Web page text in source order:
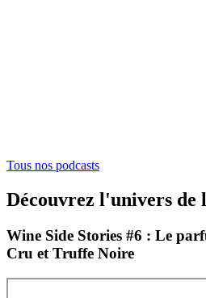
Tous nos podcasts
Découvrez l'univers de
Wine Side Stories #6 : Le
Cru et Truffe Noire